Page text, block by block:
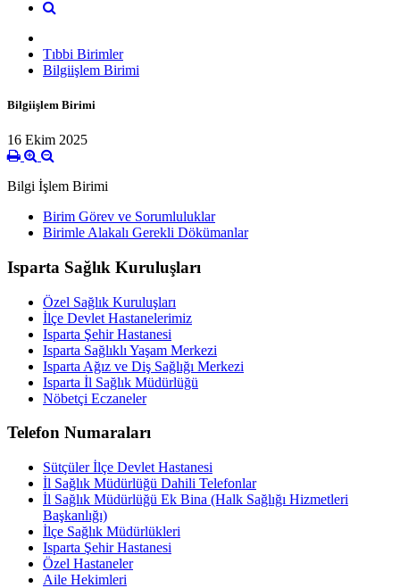
Tıbbi Birimler
Bilgiişlem Birimi
Bilgiişlem Birimi
16 Ekim 2025
Bilgi İşlem Birimi
Birim Görev ve Sorumluluklar
Birimle Alakalı Gerekli Dökümanlar
Isparta Sağlık Kuruluşları
Özel Sağlık Kuruluşları
İlçe Devlet Hastanelerimiz
Isparta Şehir Hastanesi
Isparta Sağlıklı Yaşam Merkezi
Isparta Ağız ve Diş Sağlığı Merkezi
Isparta İl Sağlık Müdürlüğü
Nöbetçi Eczaneler
Telefon Numaraları
Sütçüler İlçe Devlet Hastanesi
İl Sağlık Müdürlüğü Dahili Telefonlar
İl Sağlık Müdürlüğü Ek Bina (Halk Sağlığı Hizmetleri
Başkanlığı)
İlçe Sağlık Müdürlükleri
Isparta Şehir Hastanesi
Özel Hastaneler
Aile Hekimleri